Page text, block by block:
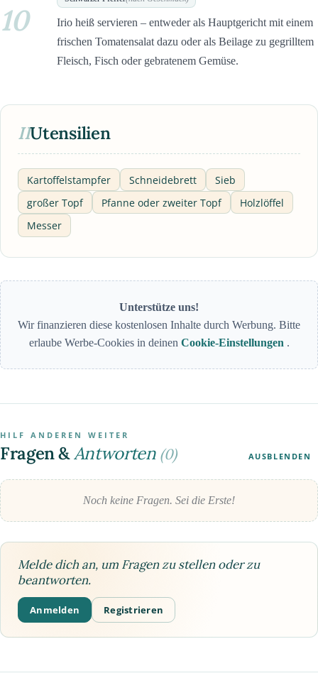
10
Irio heiß servieren – entweder als Hauptgericht mit einem
frischen Tomatensalat dazu oder als Beilage zu gegrilltem
Fleisch, Fisch oder gebratenem Gemüse.
IIUtensilien
Kartoffelstampfer Schneidebrett
Sieb
großer Topf
Pfanne oder zweiter Topf
Holzlöffel
Messer
Unterstütze uns!
Wir finanzieren diese kostenlosen Inhalte durch Werbung. Bitte
erlaube Werbe-Cookies in deinen Cookie-Einstellungen .
HILF ANDEREN WEITER
Fragen &Antworten (0) AUSBLENDEN
Noch keine Fragen. Sei die Erste!
Melde dich an, um Fragen zu stellen oder zu
beantworten.
Anmelden Registrieren